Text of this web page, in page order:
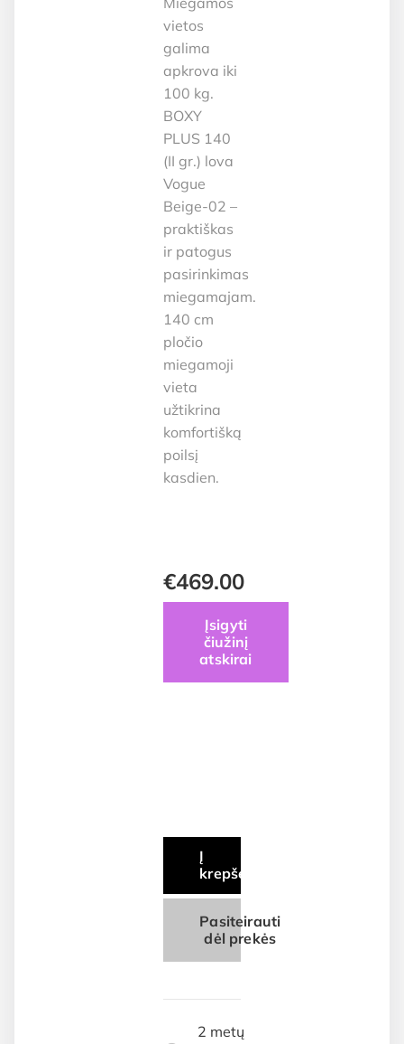
vietos
galima
apkrova iki
100 kg.
BOXY
PLUS 140
(II gr.) lova
Vogue
Beige-02 –
praktiškas
ir patogus
pasirinkimas
miegamajam.
140 cm
pločio
miegamoji
vieta
užtikrina
komfortišką
poilsį
kasdien.
€469.00
Įsigyti
čiužinį
atskirai
Į
krepšelį
Pasiteirauti
dėl prekės
2 metų